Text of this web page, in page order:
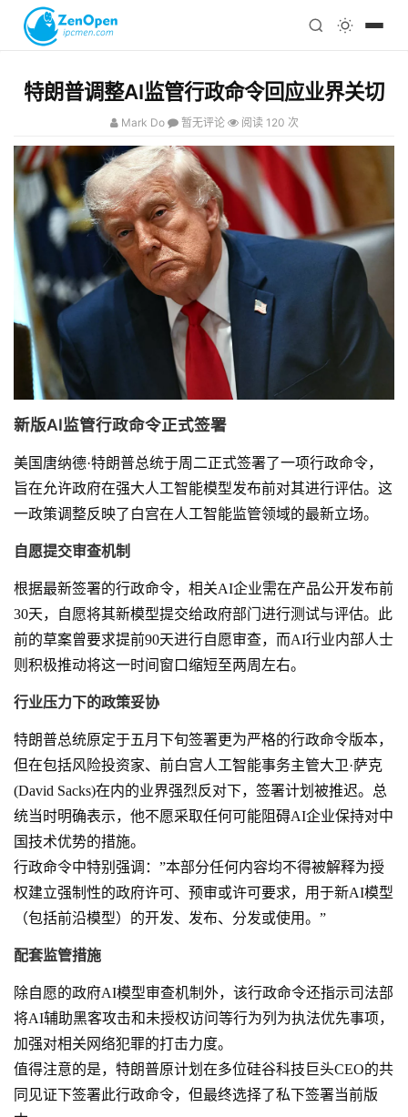
科技
心理
注册
特朗普调整AI监管行政命令回应业界关切
Mark Do 暂无评论 阅读 120 次
新版AI监管行政命令正式签署
美国唐纳德·特朗普总统于周二正式签署了一项行政命令，
旨在允许政府在强大人工智能模型发布前对其进行评估。这
一政策调整反映了白宫在人工智能监管领域的最新立场。
自愿提交审查机制
根据最新签署的行政命令，相关AI企业需在产品公开发布前
30天，自愿将其新模型提交给政府部门进行测试与评估。此
前的草案曾要求提前90天进行自愿审查，而AI行业内部人士
则积极推动将这一时间窗口缩短至两周左右。
行业压力下的政策妥协
特朗普总统原定于五月下旬签署更为严格的行政命令版本，
但在包括风险投资家、前白宫人工智能事务主管大卫·萨克
(David Sacks)在内的业界强烈反对下，签署计划被推迟。总
统当时明确表示，他不愿采取任何可能阻碍AI企业保持对中
国技术优势的措施。
行政命令中特别强调：”本部分任何内容均不得被解释为授
权建立强制性的政府许可、预审或许可要求，用于新AI模型
（包括前沿模型）的开发、发布、分发或使用。”
配套监管措施
除自愿的政府AI模型审查机制外，该行政命令还指示司法部
将AI辅助黑客攻击和未授权访问等行为列为执法优先事项，
加强对相关网络犯罪的打击力度。
值得注意的是，特朗普原计划在多位硅谷科技巨头CEO的共
同见证下签署此行政命令，但最终选择了私下签署当前版